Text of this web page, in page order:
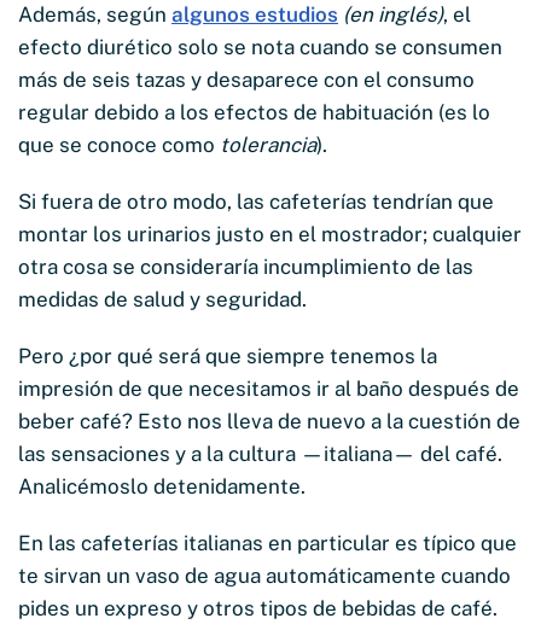
Además, según algunos estudios (en inglés), el
efecto diurético solo se nota cuando se consumen
más de seis tazas y desaparece con el consumo
regular debido a los efectos de habituación (es lo
que se conoce como tolerancia).
Si fuera de otro modo, las cafeterías tendrían que
montar los urinarios justo en el mostrador; cualquier
otra cosa se consideraría incumplimiento de las
medidas de salud y seguridad.
Pero ¿por qué será que siempre tenemos la
impresión de que necesitamos ir al baño después de
beber café? Esto nos lleva de nuevo a la cuestión de
las sensaciones y a la cultura —italiana— del café.
Analicémoslo detenidamente.
En las cafeterías italianas en particular es típico que
te sirvan un vaso de agua automáticamente cuando
pides un expreso y otros tipos de bebidas de café.